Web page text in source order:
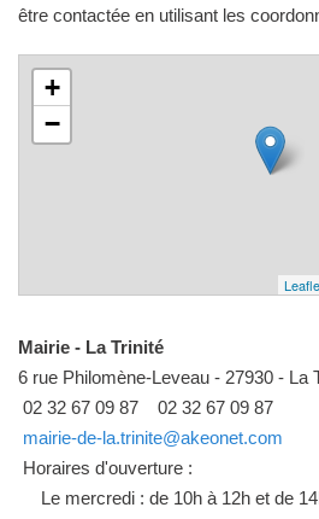
être contactée en utilisant les
+
−
Mairie - La Trinité
6 rue Philomène-Leveau - 27930 - La
02 32 67 09 87
02 32 67 09 87
mairie-de-la.trinite@akeonet.com
Horaires d'ouverture :
Le mercredi : de 10h à 12h et de